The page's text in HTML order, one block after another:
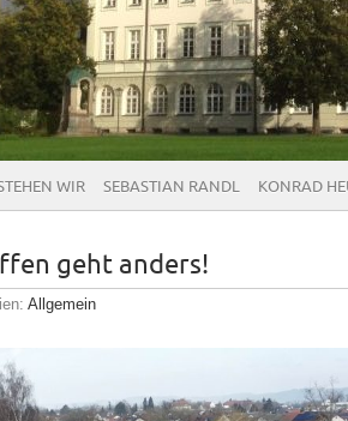
WIR SEBASTIAN RANDL KONRAD
geht anders!
Allgemein